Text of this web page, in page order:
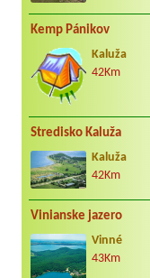
Kemp Pánikov
Kaluža
42Km
Stredisko Kaluža
Kaluža
42Km
Vinianske jazero
Vinné
43Km